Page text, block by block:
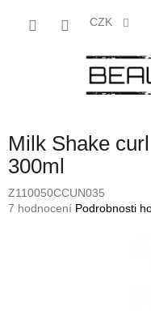
CZK
Milk Shake
300ml
Z110050CCUN035
Průměrné
7 hodnocení Podrobnosti